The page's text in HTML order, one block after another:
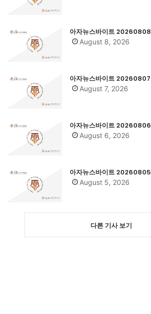
아자뉴스바이트 20260808
August 8, 2026
아자뉴스바이트 20260807
August 7, 2026
아자뉴스바이트 20260806
August 6, 2026
아자뉴스바이트 20260805
August 5, 2026
다른 기사 보기